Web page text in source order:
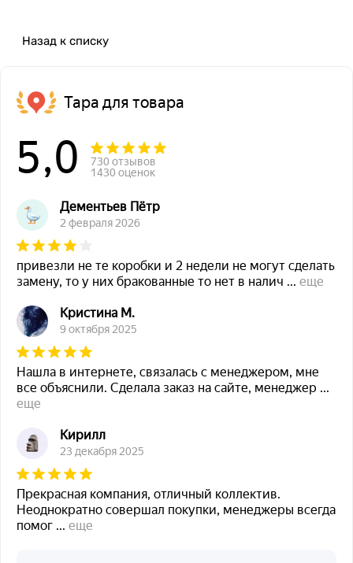
Назад к списку
Тара для товара
5,0
730 отзывов
1430 оценок
Дементьев Пётр
2 февраля 2026
привезли не те коробки и 2 недели не могут сделать
замену, то у них бракованные то нет в налич ... еще
Кристина М.
9 октября 2025
Нашла в интернете, связалась с менеджером, мне
все объяснили. Сделала заказ на сайте, менеджер ...
еще
Кирилл
23 декабря 2025
Прекрасная компания, отличный коллектив.
Неоднократно совершал покупки, менеджеры всегда
помог ... еще